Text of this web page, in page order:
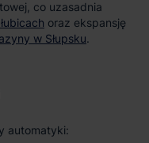
co uzasadnia
oraz ekspansję
w Słupsku.
automatyki: